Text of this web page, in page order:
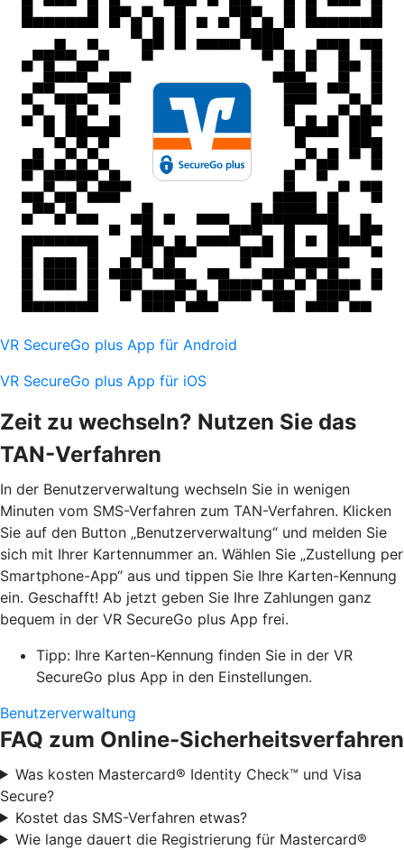
VR SecureGo plus App für Android
VR SecureGo plus App für iOS
Zeit zu wechseln? Nutzen Sie das
TAN-Verfahren
In der Benutzerverwaltung wechseln Sie in wenigen
Minuten vom SMS-Verfahren zum TAN-Verfahren. Klicken
Sie auf den Button „Benutzerverwaltung“ und melden Sie
sich mit Ihrer Kartennummer an. Wählen Sie „Zustellung per
Smartphone-App“ aus und tippen Sie Ihre Karten-Kennung
ein. Geschafft! Ab jetzt geben Sie Ihre Zahlungen ganz
bequem in der VR SecureGo plus App frei.
Tipp: Ihre Karten-Kennung finden Sie in der VR
SecureGo plus App in den Einstellungen.
Benutzerverwaltung
FAQ zum Online-Sicherheitsverfahren
Was kosten Mastercard® Identity Check™ und Visa
Secure?
Kostet das SMS-Verfahren etwas?
Wie lange dauert die Registrierung für Mastercard®